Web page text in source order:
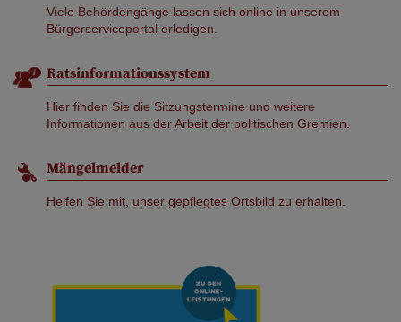
Viele Behördengänge lassen sich online in unserem
Bürgerserviceportal erledigen.
Ratsinformationssystem
Hier finden Sie die Sitzungstermine und weitere
Informationen aus der Arbeit der politischen Gremien.
Mängelmelder
Helfen Sie mit, unser gepflegtes Ortsbild zu erhalten.